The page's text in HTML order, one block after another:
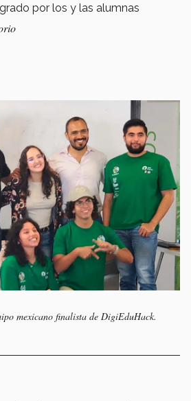
por los y las alumnas
mexicano finalista de DigiEduHack.